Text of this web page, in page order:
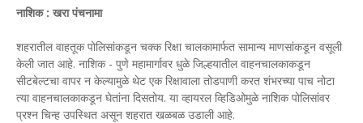
नाशिक : खरा पंचनामा
शहरातील वाहतूक पोलिसांकडून चक्क रिक्षा चालकामार्फत सामान्य माणसांकडून वसूली
केली जात आहे. नाशिक - पुणे महामार्गावर धुळे जिल्हयातील वाहनचालकाकडून
सीटबेल्टचा वापर न केल्यामुळे थेट एक रिक्षावाला तोडपाणी करत शंभरच्या पाच नोटा
त्या वाहनचालकाकडून घेतांना दिसतोय. या व्हायरल व्हिडिओमुळे नाशिक पोलिसांवर
प्रश्न चिन्ह उपस्थित असून शहरात खळबळ उडाली आहे.